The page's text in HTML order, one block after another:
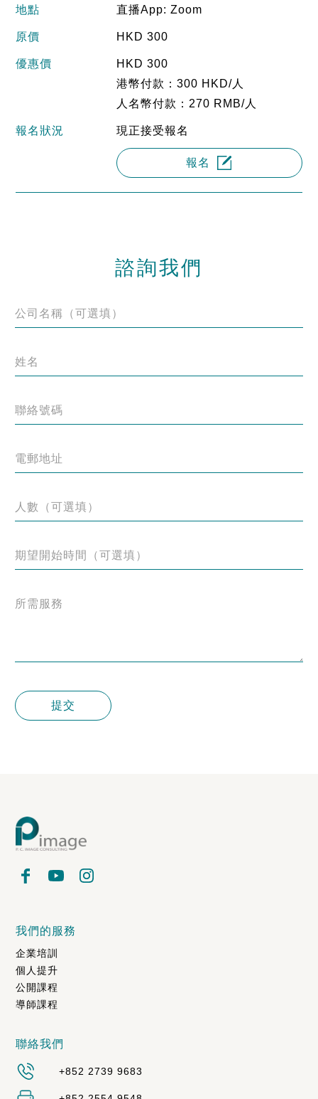
地點 直播App: Zoom
原價 HKD 300
優惠價
HKD 300
港幣付款：300 HKD/人
人名幣付款：270 RMB/人
報名狀況 現正接受報名
報名
諮詢我們
公司名稱（可選填）
姓名
聯絡號碼
電郵地址
人數（可選填）
期望開始時間（可選填）
所需服務
提交
我們的服務
企業培訓
個人提升
公開課程
導師課程
聯絡我們
+852 2739 9683